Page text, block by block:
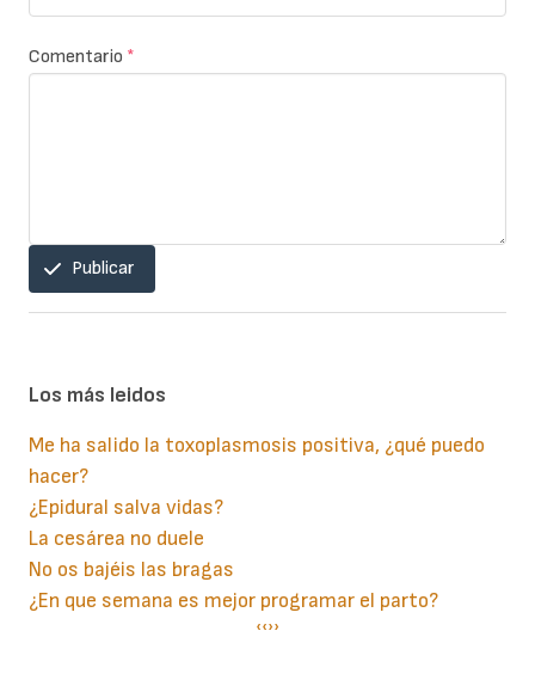
Comentario *
Publicar
Los más leidos
Me ha salido la toxoplasmosis positiva, ¿qué puedo
hacer?
¿Epidural salva vidas?
La cesárea no duele
No os bajéis las bragas
¿En que semana es mejor programar el parto?
Página
‹‹Siguiente
››